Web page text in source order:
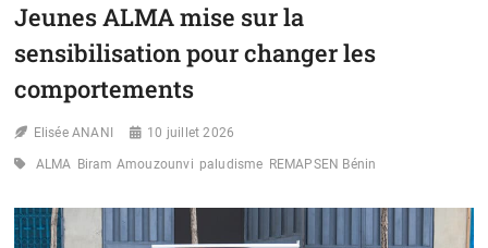
PÉDIATRIQUE
DU
VIH
BÉNIN
LA
PHASE
CAMPAGNE
Jeunes ALMA mise sur la
sensibilisation pour changer les
comportements
Elisée ANANI 10 juillet 2026
ALMA Biram Amouzounvi paludisme REMAPSEN Bénin